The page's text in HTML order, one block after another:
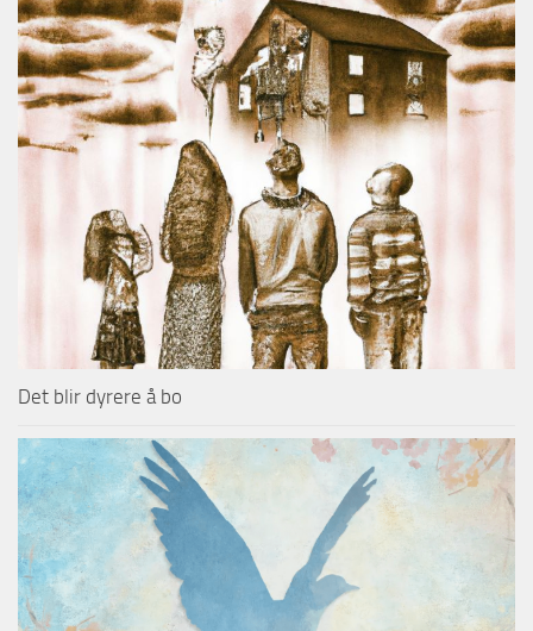
Det blir dyrere å bo